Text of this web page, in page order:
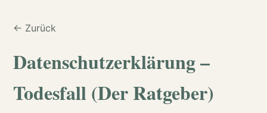
← Zurück
Datenschutzerklärung –
Todesfall (Der Ratgeber)